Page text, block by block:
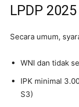
LPDP 2025
Secara umum,
WNI dan tidak
IPK minimal
S3)